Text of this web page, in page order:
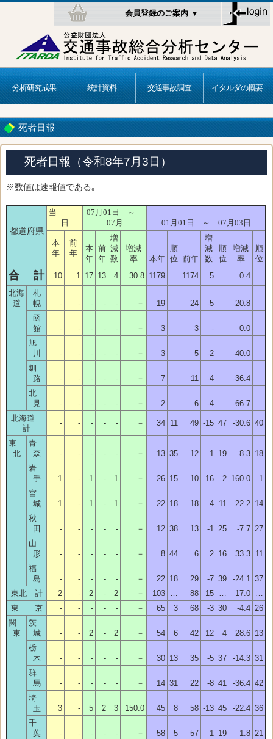
会員登録のご案内 ▼
分析研究成果 統計資料 交通事故調査 イタルダの概要
死者日報
死者日報（令和8年7月3日）
※数値は速報値である｡
都道府県
当
日
07月01日 ～
07月
01月01日 ～ 07月03日
本
年
前
年
本
年
前
年
増
減
数
増減
率
本年
順
位 前年
増
減
数
順
位
増減
率
順
位
合 計 10 1 17 13 4 30.8 1179 … 1174 5 … 0.4 …
北海
道
札
幌
- - - - - － 19 24 -5
-20.8
函
館
- - - - - － 3 3 -
0.0
旭
川
- - - - - － 3 5 -2
-40.0
釧
路
- - - - - － 7 11 -4
-36.4
北
見
- - - - - － 2 6 -4
-66.7
北海道
計
- - - - - － 34 11 49 -15 47 -30.6 40
東
北
青
森
- - - - - － 13 35 12 1 19 8.3 18
岩
手
1 - 1 - 1 － 26 15 10 16 2 160.0
1
宮
城
1 - 1 - 1 － 22 18 18 4 11 22.2 14
秋
田
- - - - - － 12 38 13 -1 25 -7.7 27
山
形
- - - - - － 8 44 6 2 16 33.3 11
福
島
- - - - - － 22 18 29 -7 39 -24.1 37
東北 計
2 - 2 - 2 － 103 … 88 15 … 17.0 …
東 京
- - - - - － 65 3 68 -3 30 -4.4 26
関
東
茨
城
- - 2 - 2 － 54 6 42 12 4 28.6 13
栃
木
- - - - - － 30 13 35 -5 37 -14.3 31
群
馬
- - - - - － 14 31 22 -8 41 -36.4 42
埼
玉
3 - 5 2 3 150.0 45 8 58 -13 45 -22.4 36
千
葉
- - - - - － 58 5 57 1 19 1.8 21